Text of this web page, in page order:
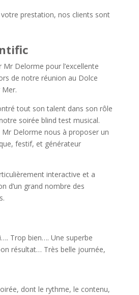
votre prestation, nos clients sont
Mr Delorme pour l’excellente
de notre réunion au Dolce
Mer.
tout son talent dans son rôle
soirée blind test musical.
Delorme nous à proposer un
festif, et générateur
interactive et a
d’un grand nombre des
Trop bien…. Une superbe
résultat… Très belle journée,
dont le rythme, le contenu,